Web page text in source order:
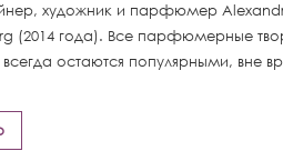
художник и парфюмер
(2014 года). Все парфюмерные
остаются популярными,